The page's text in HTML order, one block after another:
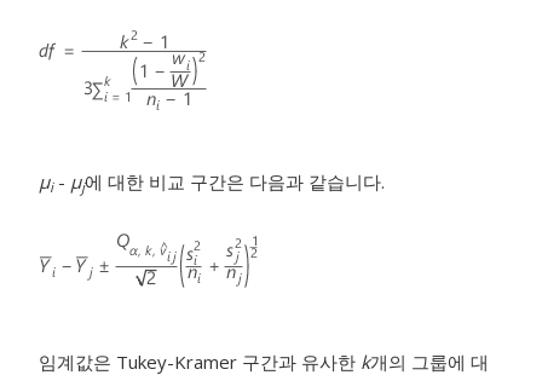
μi- μj에 대한 비교 구간은 다음과 같습니다.
임계값은 Tukey-Kramer 구간과 유사한 k개의 그룹에 대